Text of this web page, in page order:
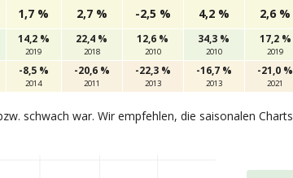
1,7 % 2,7 % -2,5 % 4,2 % 2,6 %
14,2 %
2019
22,4 %
2018
12,6 %
2010
34,3 %
2010
17,2 %
2019
-8,5 %
2014
-20,6 %
2011
-22,3 %
2013
-16,7 %
2013
-21,0 %
2021
schwach war. Wir empfehlen, die saisonalen Charts